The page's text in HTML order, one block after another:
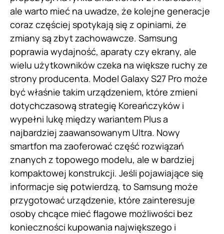
ale warto mieć na uwadze, że kolejne generacje
coraz częściej spotykają się z opiniami, że
zmiany są zbyt zachowawcze. Samsung
poprawia wydajność, aparaty czy ekrany, ale
wielu użytkowników czeka na większe ruchy ze
strony producenta. Model Galaxy S27 Pro może
być właśnie takim urządzeniem, które zmieni
dotychczasową strategię Koreańczyków i
wypełni lukę między wariantem Plus a
najbardziej zaawansowanym Ultra. Nowy
smartfon ma zaoferować część rozwiązań
znanych z topowego modelu, ale w bardziej
kompaktowej konstrukcji. Jeśli pojawiające się
informacje się potwierdzą, to Samsung może
przygotować urządzenie, które zainteresuje
osoby chcące mieć flagowe możliwości bez
konieczności kupowania największego i